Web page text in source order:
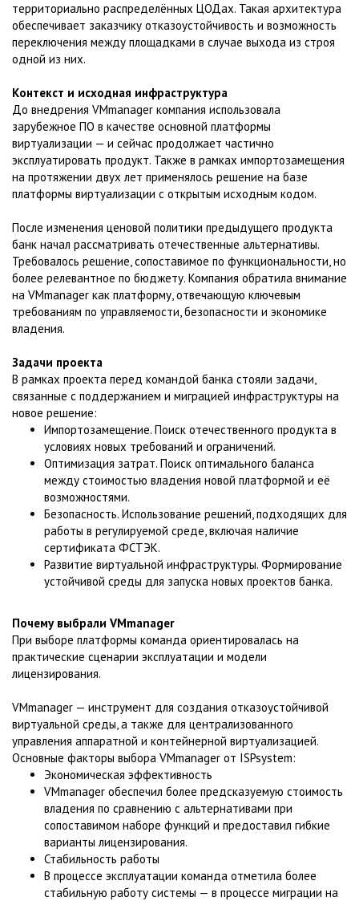
территориально распределённых ЦОДах. Такая архитектура
обеспечивает заказчику отказоустойчивость и возможность
переключения между площадками в случае выхода из строя
одной из них.
Контекст и исходная инфраструктура
До внедрения VMmanager компания использовала
зарубежное ПО в качестве основной платформы
виртуализации — и сейчас продолжает частично
эксплуатировать продукт. Также в рамках импортозамещения
на протяжении двух лет применялось решение на базе
платформы виртуализации с открытым исходным кодом.
После изменения ценовой политики предыдущего продукта
банк начал рассматривать отечественные альтернативы.
Требовалось решение, сопоставимое по функциональности, но
более релевантное по бюджету. Компания обратила внимание
на VMmanager как платформу, отвечающую ключевым
требованиям по управляемости, безопасности и экономике
владения.
Задачи проекта
В рамках проекта перед командой банка стояли задачи,
связанные с поддержанием и миграцией инфраструктуры на
новое решение:
Импортозамещение. Поиск отечественного продукта в
условиях новых требований и ограничений.
Оптимизация затрат. Поиск оптимального баланса
между стоимостью владения новой платформой и её
возможностями.
Безопасность. Использование решений, подходящих для
работы в регулируемой среде, включая наличие
сертификата ФСТЭК.
Развитие виртуальной инфраструктуры. Формирование
устойчивой среды для запуска новых проектов банка.
Почему выбрали VMmanager
При выборе платформы команда ориентировалась на
практические сценарии эксплуатации и модели
лицензирования.
VMmanager — инструмент для создания отказоустойчивой
виртуальной среды, а также для централизованного
управления аппаратной и контейнерной виртуализацией.
Основные факторы выбора VMmanager от ISPsystem:
Экономическая эффективность
VMmanager обеспечил более предсказуемую стоимость
владения по сравнению с альтернативами при
сопоставимом наборе функций и предоставил гибкие
варианты лицензирования.
Стабильность работы
В процессе эксплуатации команда отметила более
стабильную работу системы — в процессе миграции на